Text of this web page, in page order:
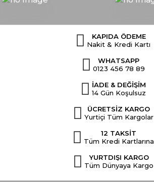
KAPIDA ÖDEME
Nakit & Kredi Kartı
WHATSAPP
0123 456 78 89
İADE & DEĞİŞİM
14 Gün Koşulsuz
ÜCRETSİZ KARGO
Yurtiçi Tüm Kargolar
12 TAKSİT
Tüm Kredi Kartlarına
YURTDIŞI KARGO
Tüm Dünyaya Kargo